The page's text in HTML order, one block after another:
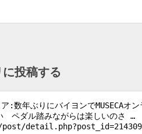
投稿する